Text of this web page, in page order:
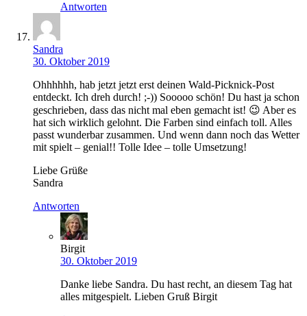
Antworten
Sandra
30. Oktober 2019
Ohhhhhh, hab jetzt jetzt erst deinen Wald-Picknick-Post
entdeckt. Ich dreh durch! ;-)) Sooooo schön! Du hast ja schon
geschrieben, dass das nicht mal eben gemacht ist! 😉 Aber es
hat sich wirklich gelohnt. Die Farben sind einfach toll. Alles
passt wunderbar zusammen. Und wenn dann noch das Wetter
mit spielt – genial!! Tolle Idee – tolle Umsetzung!
Liebe Grüße
Sandra
Antworten
Birgit
30. Oktober 2019
Danke liebe Sandra. Du hast recht, an diesem Tag hat
alles mitgespielt. Lieben Gruß Birgit